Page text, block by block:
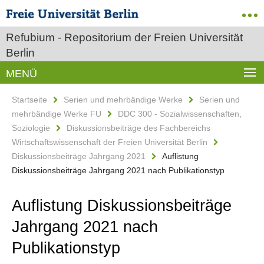
Refubium - Repositorium der Freien Universität
Berlin
MENÜ
Startseite Serien und mehrbändige Werke
Serien und
mehrbändige Werke FU
DDC 300 - Sozialwissenschaften,
Soziologie
Diskussionsbeiträge des Fachbereichs
Wirtschaftswissenschaft der Freien Universität Berlin
Diskussionsbeiträge Jahrgang 2021
Auflistung
Diskussionsbeiträge Jahrgang 2021 nach Publikationstyp
Auflistung Diskussionsbeiträge
Jahrgang 2021 nach
Publikationstyp